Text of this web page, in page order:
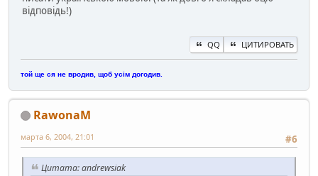
відповідь!)
QQ ЦИТИРОВАТЬ
той ще ся не вродив, щоб усім догодив.
RawonaM
#6
марта 6, 2004, 21:01
Цитата: andrewsiak